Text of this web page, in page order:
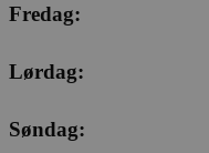
Fredag:
Lørdag:
Søndag: